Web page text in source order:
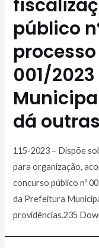
público
001/
dá
115-2023 – Dispõe
para organização,
concurso público nº
da Prefeitura
providências.235